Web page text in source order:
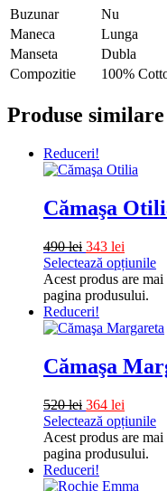
Buzunar
Nu
Maneca
Lunga
Manseta
Dubla
Compozitie
100%
Produse similare
Reduceri!
Cămaşa
490lei 343 lei
Selectează opțiunile
Acest produs are
pagina produsului.
Reduceri!
Cămaşa
520lei 364 lei
Selectează opțiunile
Acest produs are
pagina produsului.
Reduceri!